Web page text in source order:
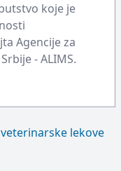
koje je
Agencije za
- ALIMS.
lekove